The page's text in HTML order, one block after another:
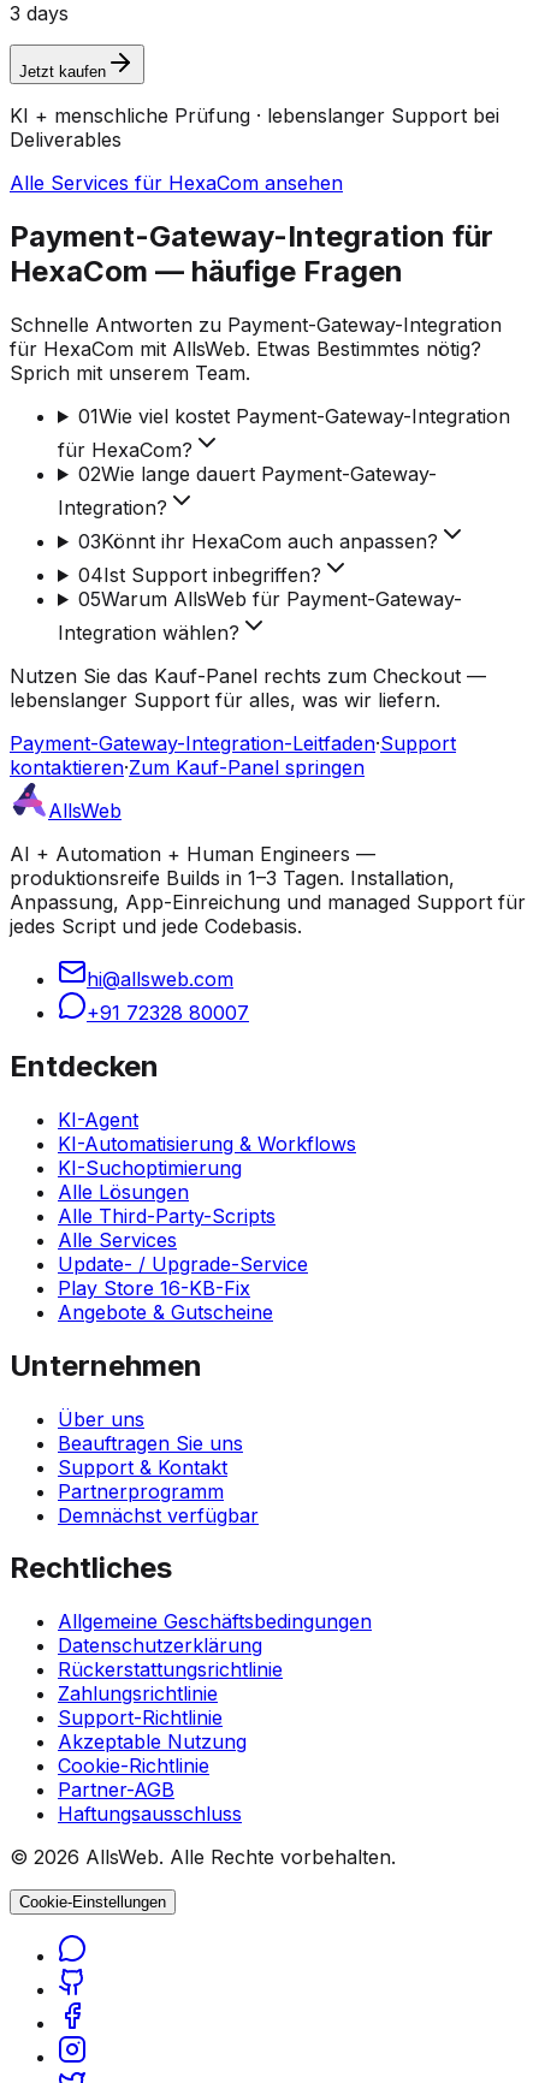
3 days
Jetzt kaufen
KI + menschliche Prüfung · lebenslanger Support bei
Deliverables
Alle Services für HexaCom ansehen
Payment-Gateway-Integration für
HexaCom — häufige Fragen
Schnelle Antworten zu Payment-Gateway-Integration
für HexaCom mit AllsWeb. Etwas Bestimmtes nötig?
Sprich mit unserem Team.
01Wie viel kostet Payment-Gateway-Integration
für HexaCom?
02Wie lange dauert Payment-Gateway-
Integration?
03Könnt ihr HexaCom auch anpassen?
04Ist Support inbegriffen?
05Warum AllsWeb für Payment-Gateway-
Integration wählen?
Nutzen Sie das Kauf-Panel rechts zum Checkout —
lebenslanger Support für alles, was wir liefern.
Payment-Gateway-Integration-Leitfaden·Support
kontaktieren·Zum Kauf-Panel springen
AllsWeb
AI + Automation + Human Engineers —
produktionsreife Builds in 1–3 Tagen. Installation,
Anpassung, App-Einreichung und managed Support für
jedes Script und jede Codebasis.
hi@allsweb.com
+91 72328 80007
Entdecken
KI-Agent
KI-Automatisierung & Workflows
KI-Suchoptimierung
Alle Lösungen
Alle Third-Party-Scripts
Alle Services
Update- / Upgrade-Service
Play Store 16-KB-Fix
Angebote & Gutscheine
Unternehmen
Über uns
Beauftragen Sie uns
Support & Kontakt
Partnerprogramm
Demnächst verfügbar
Rechtliches
Allgemeine Geschäftsbedingungen
Datenschutzerklärung
Rückerstattungsrichtlinie
Zahlungsrichtlinie
Support-Richtlinie
Akzeptable Nutzung
Cookie-Richtlinie
Partner-AGB
Haftungsausschluss
© 2026 AllsWeb. Alle Rechte vorbehalten.
Cookie-Einstellungen